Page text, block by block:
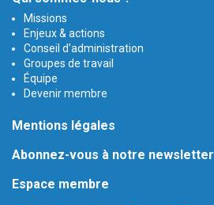
Missions
Enjeux & actions
Conseil d'administration
Groupes de travail
Équipe
Devenir membre
Mentions légales
Abonnez-vous à notre newsletter
Espace membre